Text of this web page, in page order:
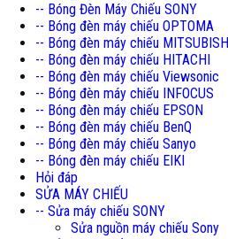
-- Bóng Đèn Máy Chiếu SONY
-- Bóng đèn máy chiếu OPTOMA
-- Bóng đèn máy chiếu MITSUBISHI
-- Bóng đèn máy chiếu HITACHI
-- Bóng đèn máy chiếu Viewsonic
-- Bóng đèn máy chiếu INFOCUS
-- Bóng đèn máy chiếu EPSON
-- Bóng đèn máy chiếu BenQ
-- Bóng đèn máy chiếu Sanyo
-- Bóng đèn máy chiếu EIKI
Hỏi đáp
SỬA MÁY CHIẾU
-- Sửa máy chiếu SONY
Sửa nguồn máy chiếu Sony